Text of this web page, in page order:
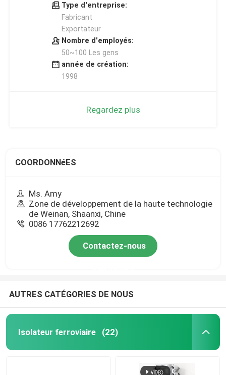
Type d'entreprise:
Fabricant
Exportateur
Nombre d'employés:
50~100 Les gens
année de création:
1998
Regardez plus
COORDONNéES
Ms. Amy
Zone de développement de la haute technologie
de Weinan, Shaanxi, Chine
0086 17762212692
Contactez-nous
AUTRES CATÉGORIES DE NOUS
Isolateur ferroviaire (22)